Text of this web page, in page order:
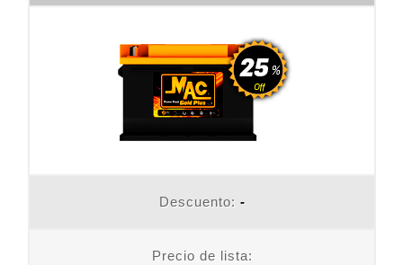
Descuento: -
Precio de lista: